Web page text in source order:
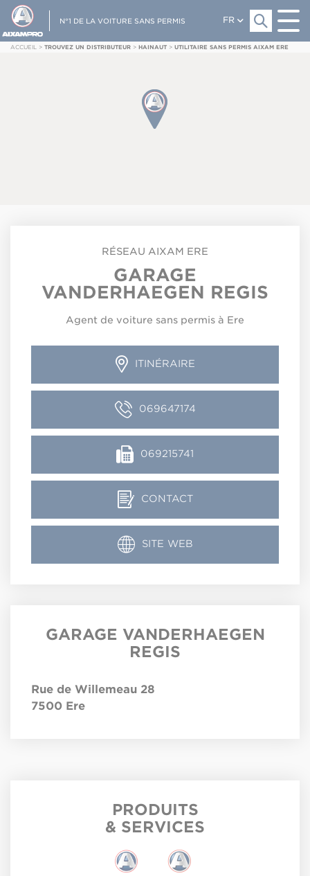
N°1 DE LA VOITURE SANS PERMIS FR
ACCUEIL > TROUVEZ UN DISTRIBUTEUR > HAINAUT > UTILITAIRE SANS PERMIS AIXAM ERE
RÉSEAU AIXAM ERE
GARAGE
VANDERHAEGEN REGIS
Agent de voiture sans permis à Ere
ITINÉRAIRE
069647174
069215741
CONTACT
SITE WEB
GARAGE VANDERHAEGEN
REGIS
Rue de Willemeau 28
7500 Ere
PRODUITS
& SERVICES